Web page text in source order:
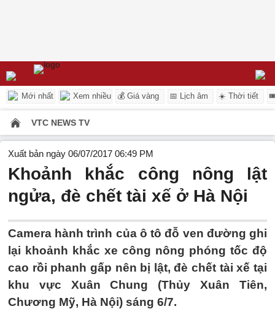
Mới nhất Xem nhiều 💰 Giá vàng 📅 Lịch âm ☀️ Thời tiết
VTC NEWS TV
Xuất bản ngày 06/07/2017 06:49 PM
Khoảnh khắc công nông lật
ngửa, đè chết tài xế ở Hà Nội
Camera hành trình của ô tô đỗ ven đường ghi
lại khoảnh khắc xe công nông phóng tốc độ
cao rồi phanh gấp nên bị lật, đè chết tài xế tại
khu vực Xuân Chung (Thủy Xuân Tiên,
Chương Mỹ, Hà Nội) sáng 6/7.